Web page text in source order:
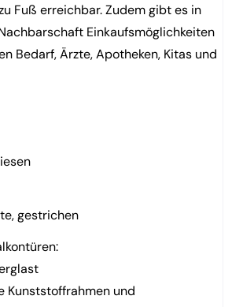
Fuß erreichbar. Zudem gibt es in
Einkaufsmöglichkeiten
Bedarf, Ärzte, Apotheken, Kitas und
gestrichen
Kunststoffrahmen und